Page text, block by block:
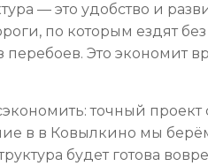
— это удобство и
по которым ездят
перебоев. Это экономит
точный проект
в в Ковылкино мы
будет готова